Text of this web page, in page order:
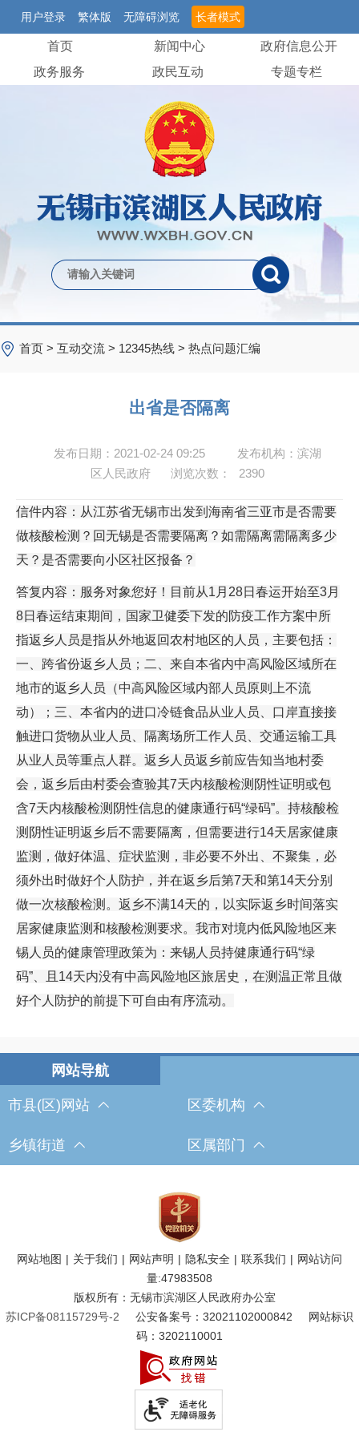
用户登录 繁体版 无障碍浏览 长者模式
首页 新闻中心
政府信息公开
政务服务
政民互动 专题专栏
首页 > 互动交流 > 12345热线 > 热点问题汇编
出省是否隔离
发布日期：2021-02-24 09:25
发布机构：滨湖
区人民政府
浏览次数： 2390
信件内容：从江苏省无锡市出发到海南省三亚市是否需要
做核酸检测？回无锡是否需要隔离？如需隔离需隔离多少
天？是否需要向小区社区报备？
答复内容：服务对象您好！目前从1月28日春运开始至3月
8日春运结束期间，国家卫健委下发的防疫工作方案中所
指返乡人员是指从外地返回农村地区的人员，主要包括：
一、跨省份返乡人员；二、来自本省内中高风险区域所在
地市的返乡人员（中高风险区域内部人员原则上不流
动）；三、本省内的进口冷链食品从业人员、口岸直接接
触进口货物从业人员、隔离场所工作人员、交通运输工具
从业人员等重点人群。返乡人员返乡前应告知当地村委
会，返乡后由村委会查验其7天内核酸检测阴性证明或包
含7天内核酸检测阴性信息的健康通行码“绿码”。持核酸检
测阴性证明返乡后不需要隔离，但需要进行14天居家健康
监测，做好体温、症状监测，非必要不外出、不聚集，必
须外出时做好个人防护，并在返乡后第7天和第14天分别
做一次核酸检测。返乡不满14天的，以实际返乡时间落实
居家健康监测和核酸检测要求。我市对境内低风险地区来
锡人员的健康管理政策为：来锡人员持健康通行码“绿
码”、且14天内没有中高风险地区旅居史，在测温正常且做
好个人防护的前提下可自由有序流动。
市县(区)网站 区委机构
乡镇街道 区属部门
网站地图 | 关于我们 | 网站声明 | 隐私安全 | 联系我们 | 网站访问
量:47983508
版权所有：无锡市滨湖区人民政府办公室
苏ICP备08115729号-2
公安备案号：32021102000842
网站标识
码：3202110001